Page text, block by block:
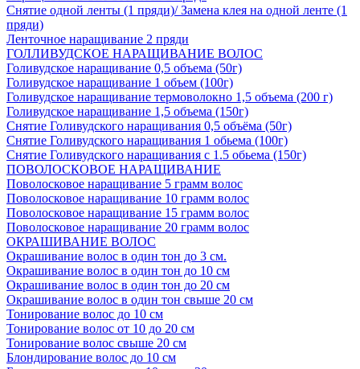
Снятие одной ленты (1 пряди)/ Замена клея на одной ленте (1
пряди)
Ленточное наращивание 2 пряди
ГОЛЛИВУДСКОЕ НАРАЩИВАНИЕ ВОЛОС
Голивудское наращивание 0,5 объема (50г)
Голивудское наращивание 1 объем (100г)
Голивудское наращивание термоволокно 1,5 объема (200 г)
Голивудское наращивание 1,5 объема (150г)
Снятие Голивудского наращивания 0,5 объёма (50г)
Снятие Голивудского наращивания 1 обьема (100г)
Снятие Голивудского наращивания с 1.5 обьема (150г)
ПОВОЛОСКОВОЕ НАРАЩИВАНИЕ
Поволосковое наращивание 5 грамм волос
Поволосковое наращивание 10 грамм волос
Поволосковое наращивание 15 грамм волос
Поволосковое наращивание 20 грамм волос
ОКРАШИВАНИЕ ВОЛОС
Окрашивание волос в один тон до 3 см.
Окрашивание волос в один тон до 10 см
Окрашивание волос в один тон до 20 см
Окрашивание волос в один тон свыше 20 см
Тонирование волос до 10 см
Тонирование волос от 10 до 20 см
Тонирование волос свыше 20 см
Блондирование волос до 10 см